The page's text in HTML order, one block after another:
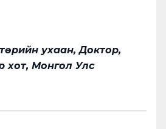
ухаан, Доктор,
хот, Монгол Улс